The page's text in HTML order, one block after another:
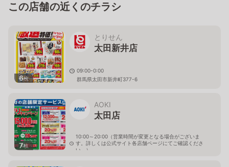
この店舗の近くのチラシ
6枚
とりせん
太田新井店
09:00-0:00
群馬県太田市新井町377-6
7枚
AOKI
太田店
10:00～20:00（営業時間が変更となる場合がございま
す。詳しくは公式サイト各店舗ページにてご確認くださ
い。）